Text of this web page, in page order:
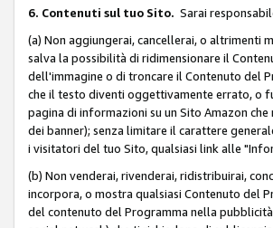
6. Contenuti sul tuo Sito. Sarai
(a) Non aggiungerai, cancellerai, o altrimenti
salva la possibilità di ridimensionare il
dell'immagine o di troncare il Contenuto del
che il testo diventi oggettivamente errato, o
pagina di informazioni su un Sito Amazon
dei banner); senza limitare il carattere
i visitatori del tuo Sito, qualsiasi link alle
(b) Non venderai, rivenderai, ridistribuirai,
incorpora, o mostra qualsiasi Contenuto del
del contenuto del Programma nella